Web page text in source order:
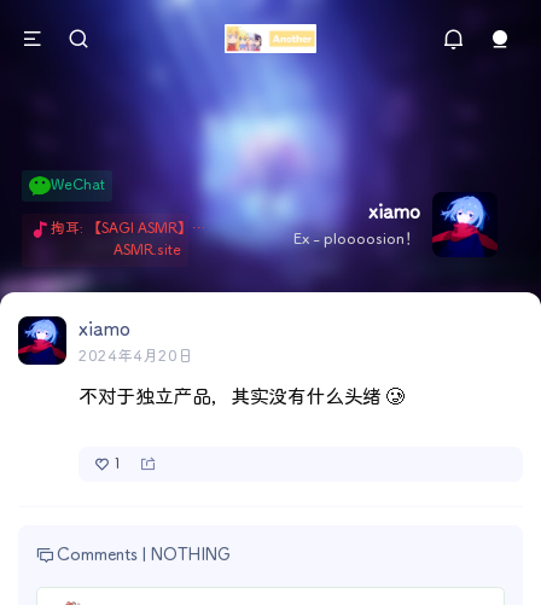
xiamo
Ex - ploooosion！
WeChat
掏耳: 【SAGI ASMR】今天就由阿米娅给博士掏耳吧「耳勺x鹅毛棒x吹气」 Hi-Res无损助眠 + 单刷: ASMR 精选4.0｜ 陪伴天花板 ✦扶扶の温柔哄睡 ✦ 顶级道具和语气词的交融 ✦ 扶桑大红花、
ASMR.site
xiamo
2024年4月20日
不对于独立产品，其实没有什么头绪 🥲
1
Comments | NOTHING